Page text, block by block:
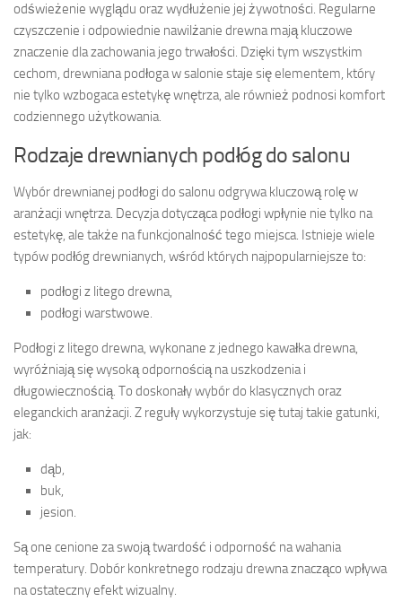
odświeżenie wyglądu oraz wydłużenie jej żywotności. Regularne
czyszczenie i odpowiednie nawilżanie drewna mają kluczowe
znaczenie dla zachowania jego trwałości. Dzięki tym wszystkim
cechom, drewniana podłoga w salonie staje się elementem, który
nie tylko wzbogaca estetykę wnętrza, ale również podnosi komfort
codziennego użytkowania.
Rodzaje drewnianych podłóg do salonu
Wybór drewnianej podłogi do salonu odgrywa kluczową rolę w
aranżacji wnętrza. Decyzja dotycząca podłogi wpłynie nie tylko na
estetykę, ale także na funkcjonalność tego miejsca. Istnieje wiele
typów podłóg drewnianych, wśród których najpopularniejsze to:
podłogi z litego drewna,
podłogi warstwowe.
Podłogi z litego drewna, wykonane z jednego kawałka drewna,
wyróżniają się wysoką odpornością na uszkodzenia i
długowiecznością. To doskonały wybór do klasycznych oraz
eleganckich aranżacji. Z reguły wykorzystuje się tutaj takie gatunki,
jak:
dąb,
buk,
jesion.
Są one cenione za swoją twardość i odporność na wahania
temperatury. Dobór konkretnego rodzaju drewna znacząco wpływa
na ostateczny efekt wizualny.